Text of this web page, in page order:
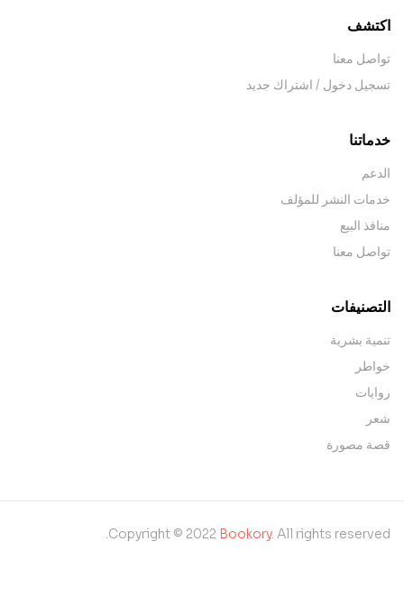
اكتشف
تواصل معنا
تسجيل دخول / اشتراك جديد
خدماتنا
الدعم
خدمات النشر للمؤلف
منافذ البيع
تواصل معنا
التصنيفات
تنمية بشرية
خواطر
روايات
شعر
قصة مصورة
Copyright © 2022 Bookory. All rights reserved.